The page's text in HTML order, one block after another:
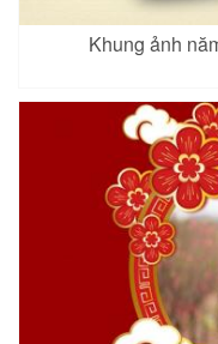
Khung ảnh